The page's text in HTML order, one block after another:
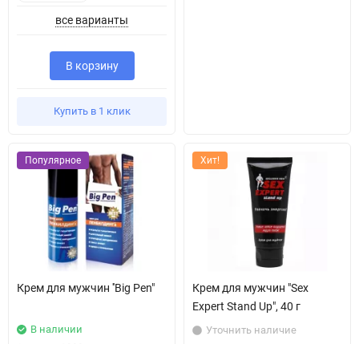
все варианты
В корзину
Купить в 1 клик
Популярное
Крем для мужчин ''Big Pen"
В наличии
Хит!
Крем для мужчин "Sex
Expert Stand Up", 40 г
Уточнить наличие